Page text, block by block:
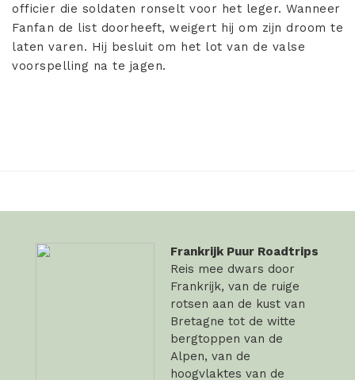
officier die soldaten ronselt voor het leger. Wanneer
Fanfan de list doorheeft, weigert hij om zijn droom te
laten varen. Hij besluit om het lot van de valse
voorspelling na te jagen.
Frankrijk Puur Roadtrips
Reis mee dwars door
Frankrijk, van de ruige
rotsen aan de kust van
Bretagne tot de witte
bergtoppen van de
Alpen, van de
hoogvlaktes van de